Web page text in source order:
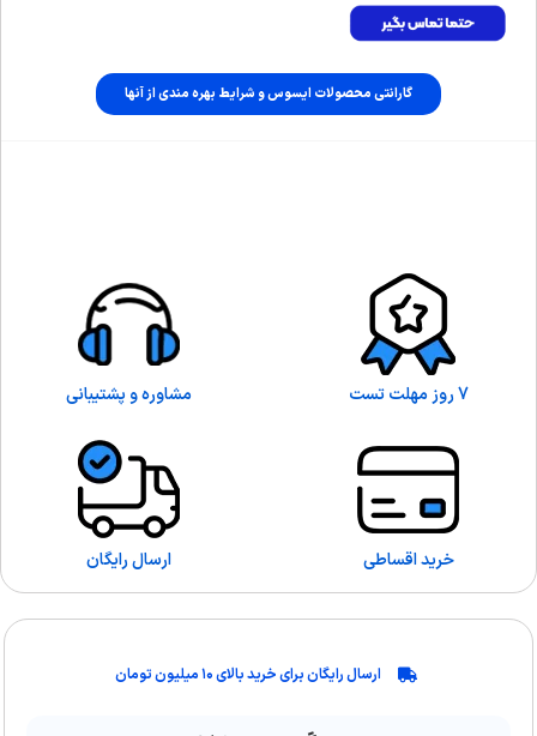
گارانتی محصولات ایسوس و شرایط بهره مندی از آنها
7 روز مهلت تست مشاوره و پشتیبانی
خرید اقساطی ارسال رایگان
ارسال رایگان برای خرید بالای ۱۰ میلیون تومان